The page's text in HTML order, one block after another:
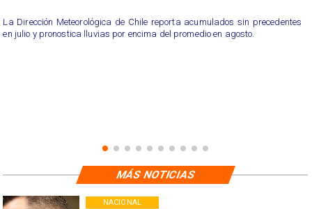
La Dirección Meteorológica de Chile reporta acumulados sin precedentes
en julio y pronostica lluvias por encima del promedio en agosto.
NACIONAL
MÁS NOTICIAS